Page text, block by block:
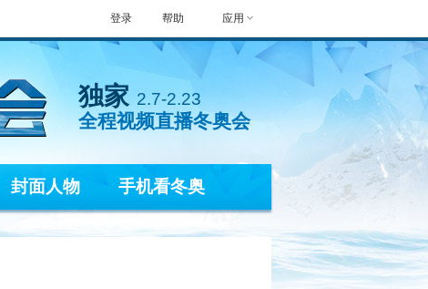
帮助 应用
登录
独家 2.7-2.23
全程视频直播冬奥会
封面人物 手机看冬奥